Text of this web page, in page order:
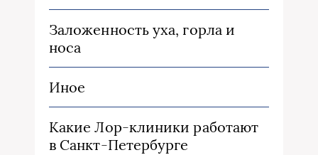
Заложенность уха, горла и
носа
Иное
Какие Лор-клиники работают
в Санкт-Петербурге